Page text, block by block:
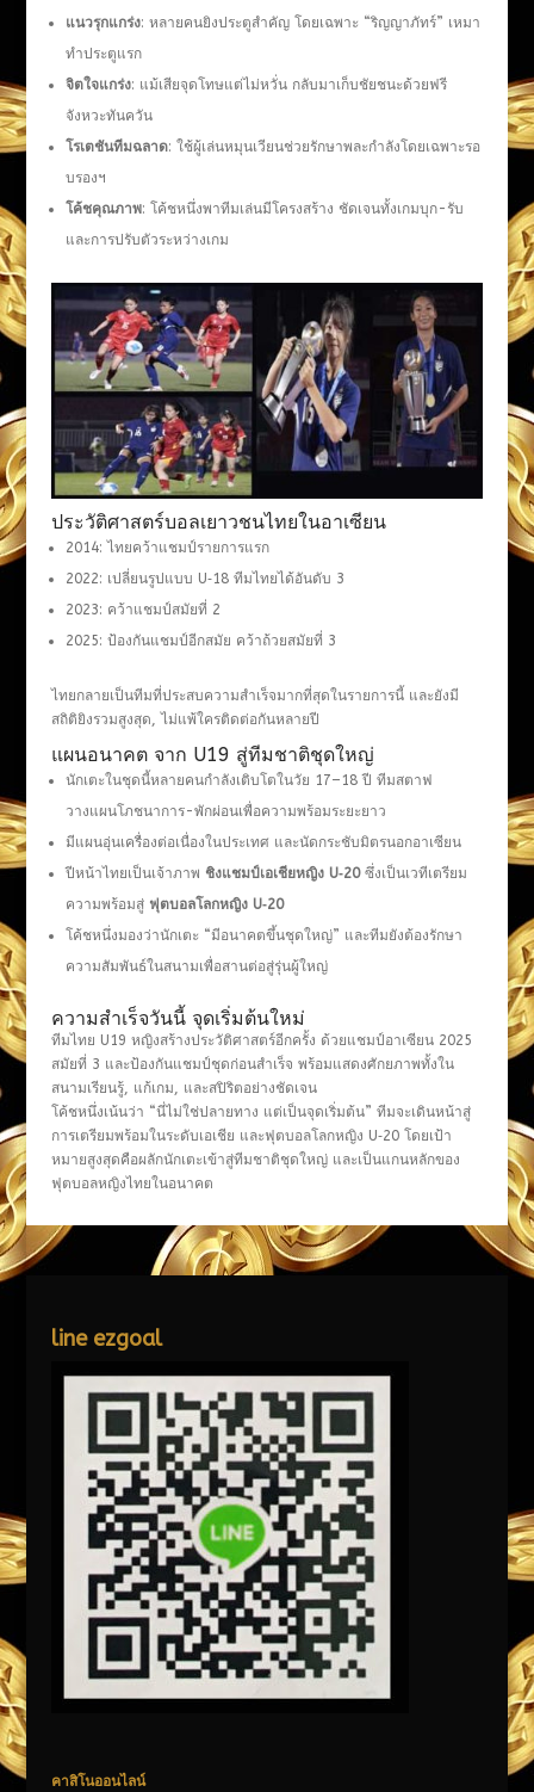
แนวรุกแกร่ง: หลายคนยิงประตูสำคัญ โดยเฉพาะ “ริญญาภัทร์” เหมา
ทำประตูแรก
จิตใจแกร่ง: แม้เสียจุดโทษแต่ไม่หวั่น กลับมาเก็บชัยชนะด้วยฟรี
จังหวะทันควัน
โรเตชันทีมฉลาด: ใช้ผู้เล่นหมุนเวียนช่วยรักษาพละกำลังโดยเฉพาะรอ
บรองฯ
โค้ชคุณภาพ: โค้ชหนึ่งพาทีมเล่นมีโครงสร้าง ชัดเจนทั้งเกมบุก-รับ
และการปรับตัวระหว่างเกม
ประวัติศาสตร์บอลเยาวชนไทยในอาเซียน
2014: ไทยคว้าแชมป์รายการแรก
2022: เปลี่ยนรูปแบบ U‑18 ทีมไทยได้อันดับ 3
2023: คว้าแชมป์สมัยที่ 2
2025: ป้องกันแชมป์อีกสมัย คว้าถ้วยสมัยที่ 3
ไทยกลายเป็นทีมที่ประสบความสำเร็จมากที่สุดในรายการนี้ และยังมี
สถิติยิงรวมสูงสุด, ไม่แพ้ใครติดต่อกันหลายปี
แผนอนาคต จาก U19 สู่ทีมชาติชุดใหญ่
นักเตะในชุดนี้หลายคนกำลังเติบโตในวัย 17–18 ปี ทีมสตาฟ
วางแผนโภชนาการ-พักผ่อนเพื่อความพร้อมระยะยาว
มีแผนอุ่นเครื่องต่อเนื่องในประเทศ และนัดกระชับมิตรนอกอาเซียน
ปีหน้าไทยเป็นเจ้าภาพ ชิงแชมป์เอเชียหญิง U‑20ซึ่งเป็นเวทีเตรียม
ความพร้อมสู่ ฟุตบอลโลกหญิง U‑20
โค้ชหนึ่งมองว่านักเตะ “มีอนาคตขึ้นชุดใหญ่” และทีมยังต้องรักษา
ความสัมพันธ์ในสนามเพื่อสานต่อสู่รุ่นผู้ใหญ่
ความสำเร็จวันนี้ จุดเริ่มต้นใหม่
ทีมไทย U19 หญิงสร้างประวัติศาสตร์อีกครั้ง ด้วยแชมป์อาเซียน 2025
สมัยที่ 3 และป้องกันแชมป์ชุดก่อนสำเร็จ พร้อมแสดงศักยภาพทั้งใน
สนามเรียนรู้, แก้เกม, และสปิริตอย่างชัดเจน
โค้ชหนึ่งเน้นว่า “นี่ไม่ใช่ปลายทาง แต่เป็นจุดเริ่มต้น” ทีมจะเดินหน้าสู่
การเตรียมพร้อมในระดับเอเชีย และฟุตบอลโลกหญิง U‑20 โดยเป้า
หมายสูงสุดคือผลักนักเตะเข้าสู่ทีมชาติชุดใหญ่ และเป็นแกนหลักของ
ฟุตบอลหญิงไทยในอนาคต
line ezgoal
คาสิโนออนไลน์